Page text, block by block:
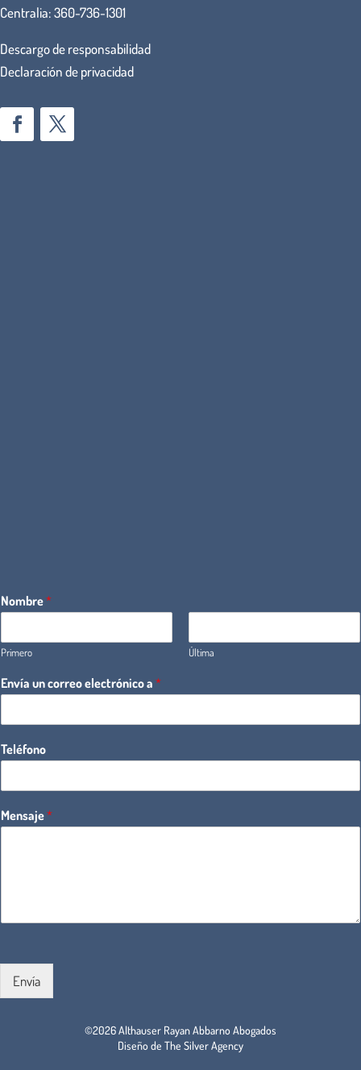
Centralia:360-736-1301
Descargo de responsabilidad
Declaración de privacidad
Nombre*
Primero Última
Envía un correo electrónico a *
Teléfono
Mensaje*
Envía
©2026 Althauser Rayan Abbarno Abogados
Diseño de The Silver Agency